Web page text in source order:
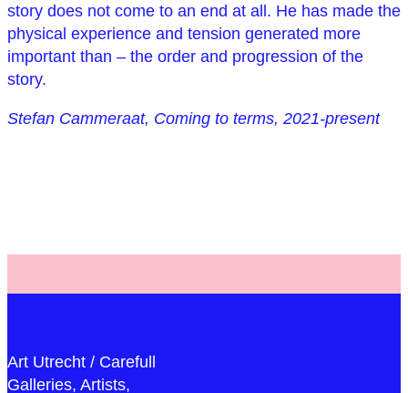
story does not come to an end at all. He has made the
physical experience and tension generated more
important than – the order and progression of the
story.
Stefan Cammeraat, Coming to terms, 2021-present
Art Utrecht / Carefull
Galleries, Artists,